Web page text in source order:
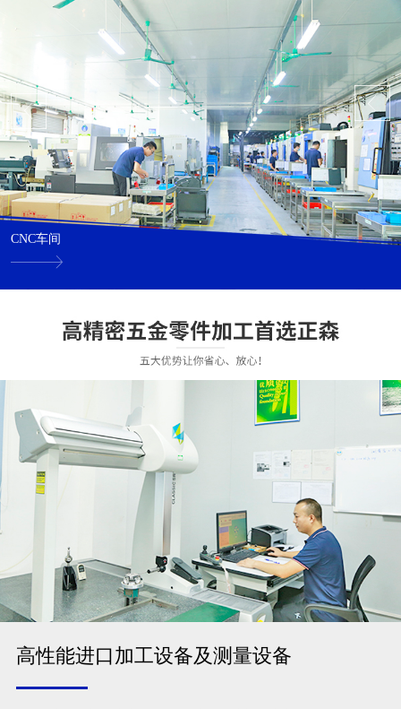
CNC车间
高性能进口加工设备及测量设备